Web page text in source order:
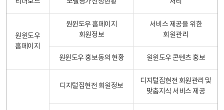
원윈도우
홈페이지
원윈도우 홈페이지
회원정보
서비스 제공을 위한
회원관리
원윈도우 홍보동의 현황 원윈도우 콘텐츠 홍보
디지털집현전 회원정보
디지털집현전 회원관리 및
맞춤지식 서비스 제공